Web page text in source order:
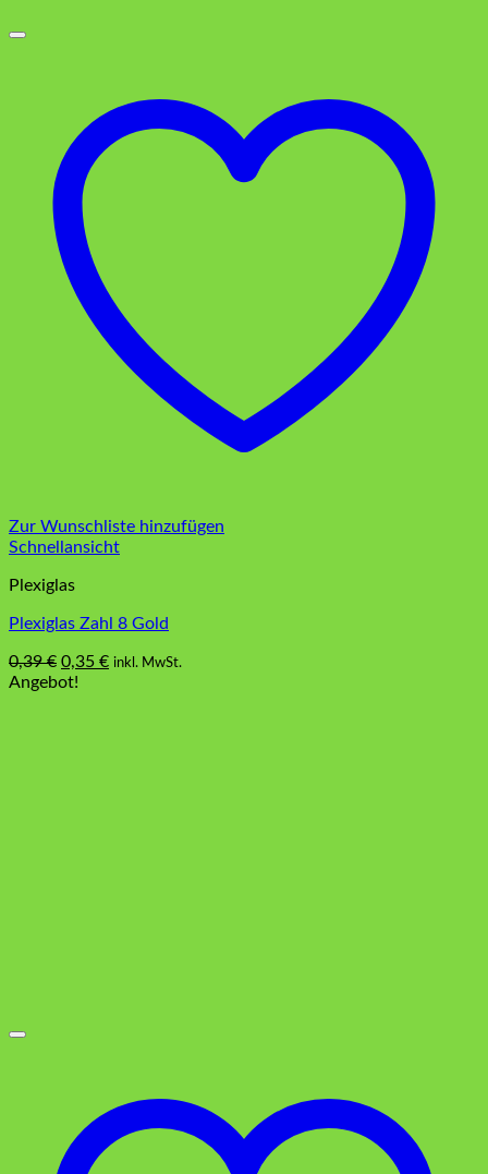
Zur Wunschliste hinzufügen
Schnellansicht
Plexiglas
Plexiglas Zahl 8 Gold
0,39€ Ursprünglicher
Preis
0,35 €Aktueller
inkl. MwSt.
Angebot!